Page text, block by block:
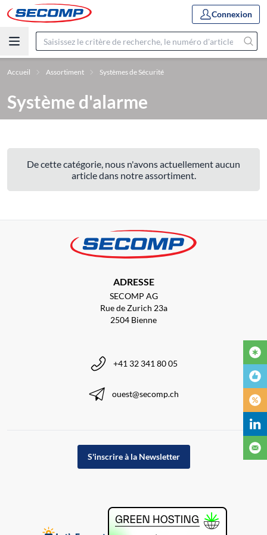
Connexion
Accueil Assortiment Systèmes de Sécurité
Système d'alarme
De cette catégorie, nous n'avons actuellement aucun
article dans notre assortiment.
ADRESSE
SECOMP AG
Rue de Zurich 23a
2504 Bienne
+41 32 341 80 05
ouest@secomp.ch
S'inscrire à la Newsletter